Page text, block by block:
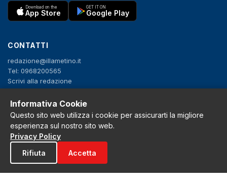
Download on the
App Store
GET IT ON
Google Play
CONTATTI
redazione@illametino.it
Tel: 0968200565
Scrivi alla redazione
Pubblicità
SEGUICI
f X IG
Privacy Policy
Cookie Policy
Informativa Cookie
Questo sito web utilizza i cookie per assicurarti la migliore
esperienza sul nostro sito web.
Privacy Policy
Rifiuta
Accetta